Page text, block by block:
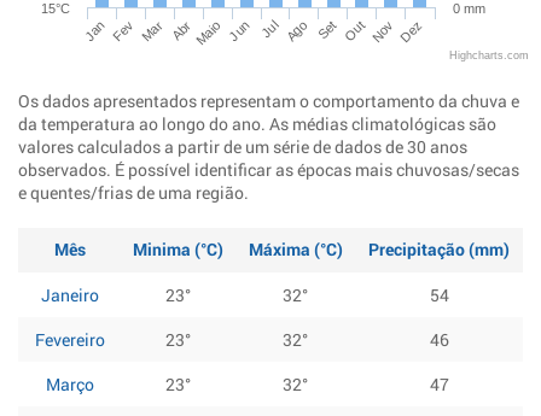
Jan Fev Mar Abr Maio Jun Jul Ago Set Out Nov Dez
15°C 0 mm
Highcharts.com
Os dados apresentados representam o comportamento da chuva e
da temperatura ao longo do ano. As médias climatológicas são
valores calculados a partir de um série de dados de 30 anos
observados. É possível identificar as épocas mais chuvosas/secas
e quentes/frias de uma região.
Mês Minima (°C) Máxima (°C)
Precipitação (mm)
Janeiro
23° 32°
54
Fevereiro
23° 32°
46
Março
23° 32°
47